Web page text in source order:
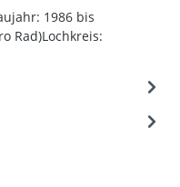
1986 bis
Rad)Lochkreis: